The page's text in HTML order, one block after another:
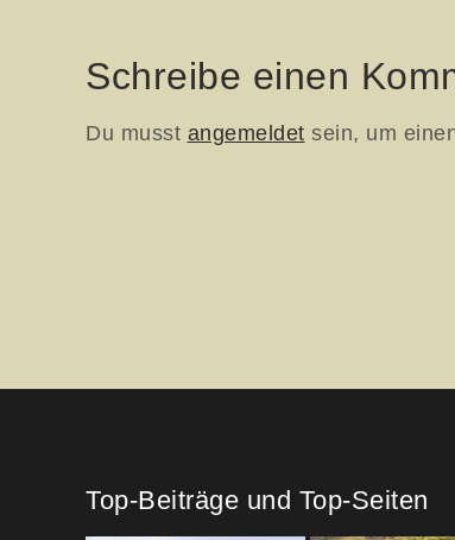
Schreibe einen
Du musst angemeldet sein, um
Top-Beiträge und Top-Seiten